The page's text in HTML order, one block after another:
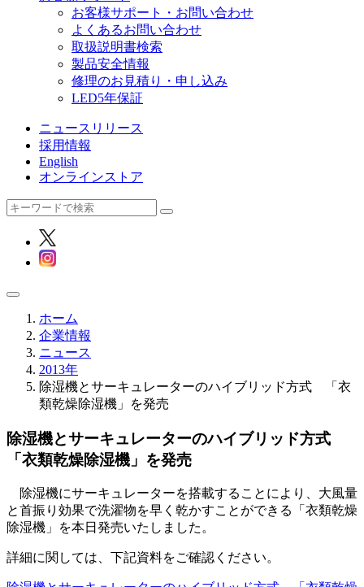
お客様サポート・お問い合わせ
よくあるお問い合わせ
取扱説明書検索
製品安全情報
修理のお見積り・申し込み
LED5年保証
ニュースリリース
採用情報
English
オンラインストア
ホーム
企業情報
ニュース
2013年
除湿機とサーキュレーターのハイブリッド方式 「衣
類乾燥除湿機」を発売
除湿機とサーキュレーターのハイブリッド方式
「衣類乾燥除湿機」を発売
除湿機にサーキュレーターを搭載することにより、大風量
と首振り効果で洗濯物を早く乾かすことができる「衣類乾燥
除湿機」を本日発売いたしました。
詳細に関しては、下記資料をご確認ください。